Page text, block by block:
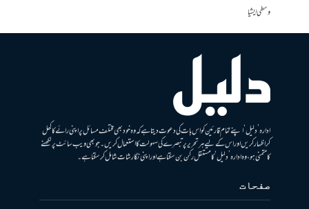
وسطی ایشیا
ادارہ ’دلیل‘ اپنے تمام قارئین کو اس بات کی دعوت دیتا ہے کہ وہ خود بھی مختلف مسائل پر اپنی رائے کا کھل
کر اظہار کریں اور اس کے لیے ہر تحریر پر تبصرے کی سہولت کا استعمال کریں۔ جو بھی ویب سائٹ پر لکھنے
کا متمنی ہو، وہ ادارہ ’دلیل‘ کا مستقل رکن بن سکتا ہے اور اپنی نگارشات شامل کرسکتا ہے۔
صفحات